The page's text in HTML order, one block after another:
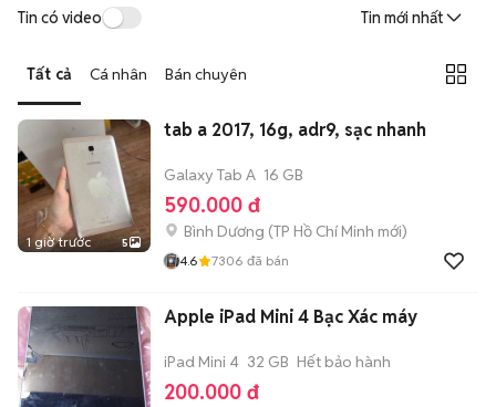
Tin có video Tin mới nhất
Tất cả Cá nhân Bán chuyên
1 giờ trước 5
tab a 2017, 16g, adr9, sạc nhanh
Galaxy Tab A 16 GB
590.000 đ
Bình Dương (TP Hồ Chí Minh mới)
4.6 7306 đã bán
Apple iPad Mini 4 Bạc Xác máy
iPad Mini 4 32 GB Hết bảo hành
200.000 đ